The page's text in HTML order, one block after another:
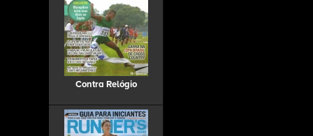
Contra Relógio